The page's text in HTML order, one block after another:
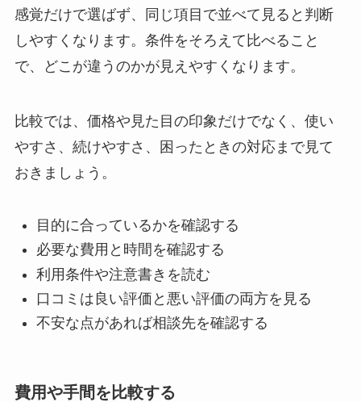
感覚だけで選ばず、同じ項目で並べて見ると判断
しやすくなります。条件をそろえて比べること
で、どこが違うのかが見えやすくなります。
比較では、価格や見た目の印象だけでなく、使い
やすさ、続けやすさ、困ったときの対応まで見て
おきましょう。
目的に合っているかを確認する
必要な費用と時間を確認する
利用条件や注意書きを読む
口コミは良い評価と悪い評価の両方を見る
不安な点があれば相談先を確認する
費用や手間を比較する